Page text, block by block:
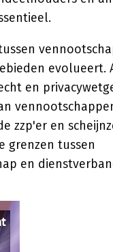
evolueert.
en
zzp'er en
grenzen tussen
en